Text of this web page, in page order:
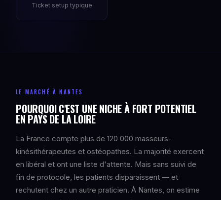
Ticket setup typique
LE MARCHÉ À NANTES
POURQUOI C'EST UNE NICHE À FORT POTENTIEL
EN PAYS DE LA LOIRE
La France compte plus de 120 000 masseurs-
kinésithérapeutes et ostéopathes. La majorité exercent
en libéral et ont une liste d'attente. Mais sans suivi de
fin de protocole, les patients disparaissent — et
rechutent chez un autre praticien. À Nantes, on estime